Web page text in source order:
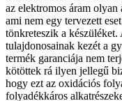
az elektromos áram
ami nem egy tervezett
tönkreteszik a
tulajdonosainak kezét a
termék garanciája nem
kötöttek rá ilyen jellegű
hogy ezt az oxidációs
folyadékkáros